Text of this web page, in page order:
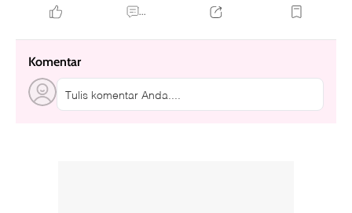
...
Komentar
Tulis komentar Anda....